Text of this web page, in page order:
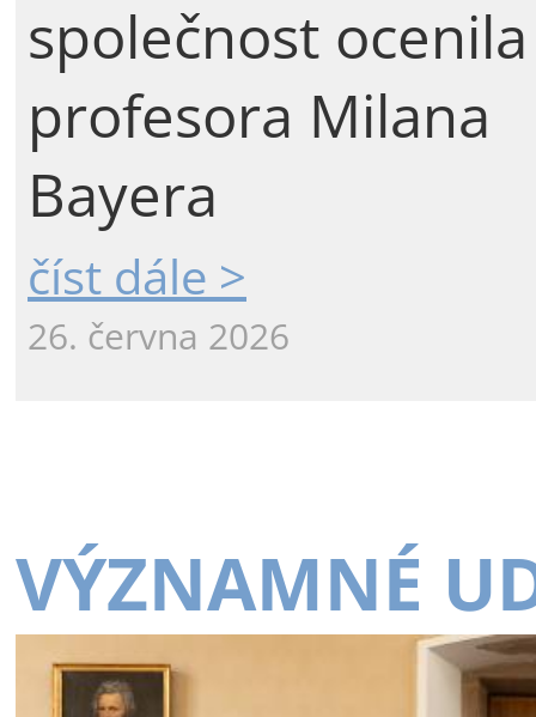
společnost ocenila
profesora Milana
Bayera
číst dále >
26. června 2026
VÝZNAMNÉ